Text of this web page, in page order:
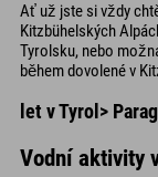
Ať už jste si vždy
Kitzbühelských
Tyrolsku, nebo
během dovolené v
let v Tyrol>
Vodní aktivity